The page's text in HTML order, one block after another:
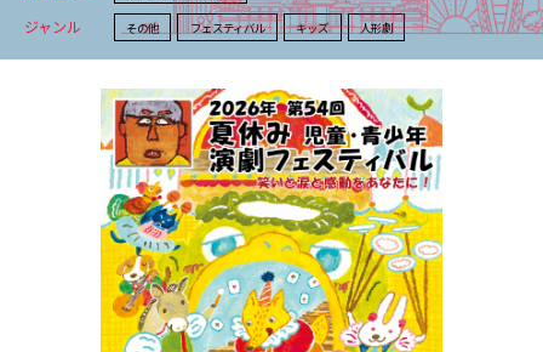
ジャンル その他 フェスティバル キッズ 人形劇